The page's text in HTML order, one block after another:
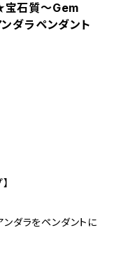
宝石質～Gem
ダラペンダント
ダラをペンダントに